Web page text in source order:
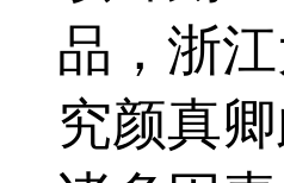
品，浙
究颜真